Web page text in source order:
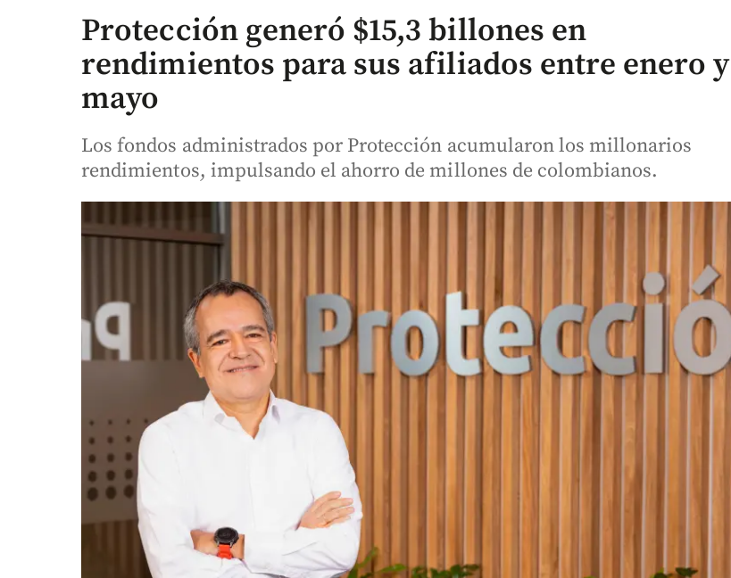
Protección generó $15,3 billones en
rendimientos para sus afiliados entre enero y
mayo
Los fondos administrados por Protección acumularon los millonarios
rendimientos, impulsando el ahorro de millones de colombianos.